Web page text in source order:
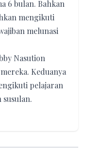
6 bulan. Bahkan
mengikuti
melunasi
Nasution
Keduanya
pelajaran
susulan.